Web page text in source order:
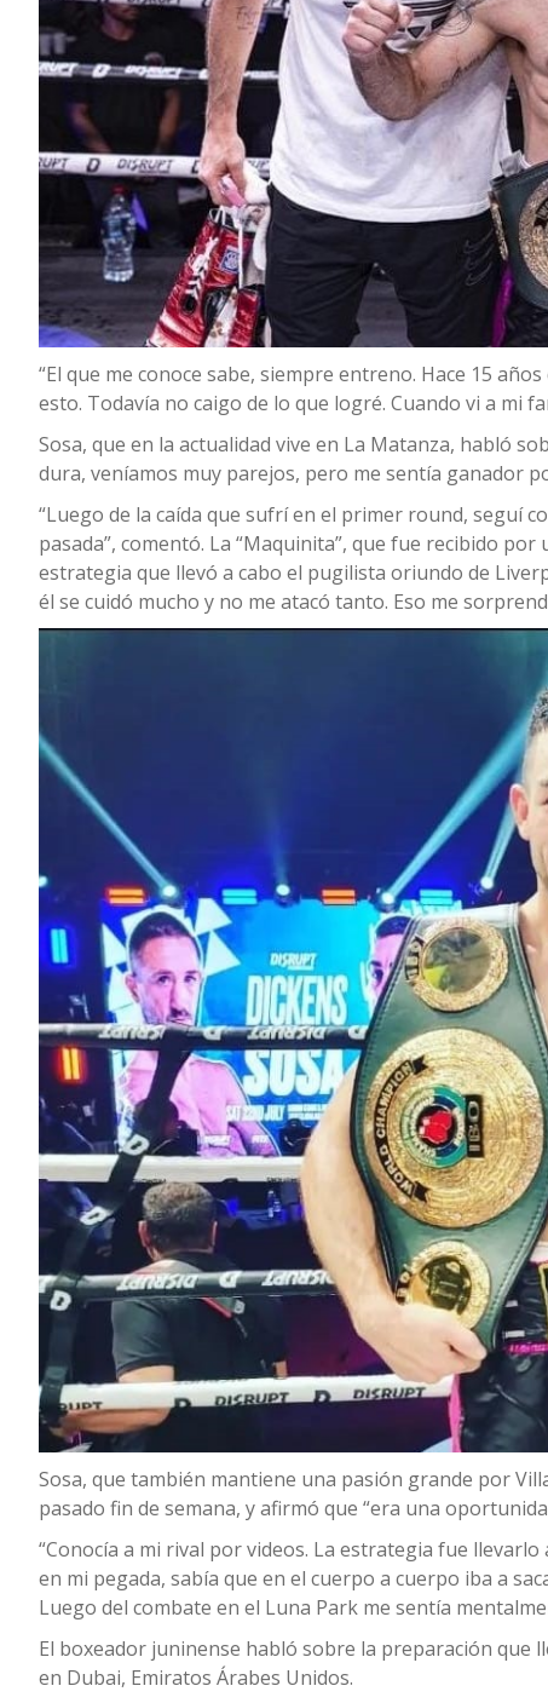
“El que me conoce sabe, siempre entreno. Hace 15
esto. Todavía no caigo de lo que logré. Cuando vi a mi
Sosa, que en la actualidad vive en La Matanza, habló
dura, veníamos muy parejos, pero me sentía ganador
“Luego de la caída que sufrí en el primer round, seguí
pasada”, comentó. La “Maquinita”, que fue recibido
estrategia que llevó a cabo el pugilista oriundo de
él se cuidó mucho y no me atacó tanto. Eso me
Sosa, que también mantiene una pasión grande por
pasado fin de semana, y afirmó que “era una
“Conocía a mi rival por videos. La estrategia fue
en mi pegada, sabía que en el cuerpo a cuerpo iba a
Luego del combate en el Luna Park me sentía
El boxeador juninense habló sobre la preparación que
en Dubai, Emiratos Árabes Unidos.